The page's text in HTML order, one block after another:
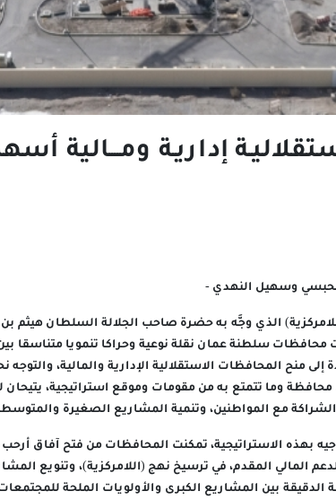
إداريـة ومــــالية
وسهيل النهدي -
الذي وجَّه به حضرة صاحب الجلالة السلطان
سلطنة عمان نقلة نوعية وحراكا تنمويا متناسقا
إلى منح المحافظات الاستقلالية الإدارية والمالية،
وما تتمتع به من مقومات وموقع استراتيجية، يتيحان
الشراكة مع المواطنين، وتنمية المشاريع الصغيرة
بهذه الاستراتيجية، تمكنت المحافظات من فتح آفاق
المالي المقدم، في ترسيخ نهج (اللامركزية)، وتنويع
بين المشاريع الكبرى والأولويات الملحة